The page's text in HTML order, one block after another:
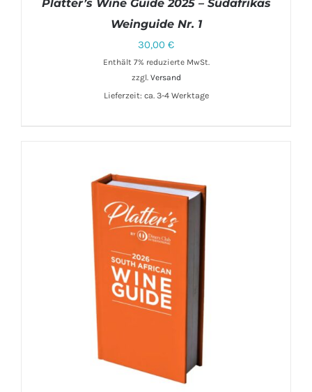
IN DEN WARENKORB
Platter’s Wine Guide 2025 – Südafrikas
Weinguide Nr. 1
30,00 €
Enthält 7% reduzierte MwSt.
zzgl. Versand
Lieferzeit: ca. 3-4 Werktage